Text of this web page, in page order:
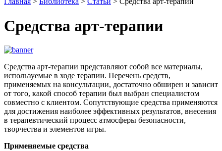
Средства арт-терапии
Средства арт-терапии представляют собой все материалы,
используемые в ходе терапии. Перечень средств,
применяемых на консультации, достаточно обширен и зависит
от того, какой способ терапии был выбран специалистом
совместно с клиентом. Сопутствующие средства применяются
для достижения наиболее эффективных результатов, внесения
в терапевтический процесс атмосферы безопасности,
творчества и элементов игры.
Применяемые средства